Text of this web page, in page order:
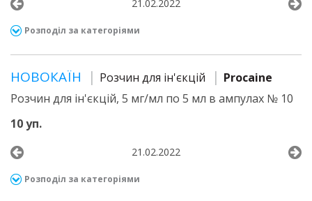
21.02.2022
Розподіл за категоріями
НОВОКАЇН Розчин для ін'єкцій
Procaine
Розчин для ін'єкцій, 5 мг/мл по 5 мл в ампулах № 10
10 уп.
21.02.2022
Розподіл за категоріями